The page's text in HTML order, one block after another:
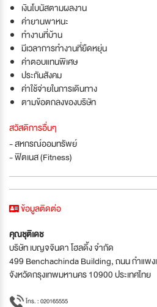
เงินโบนัสตามผลงาน
ค่ายานพาหนะ
ทำงานที่บ้าน
มีเวลาการทำงานที่ยืดหยุ่น
ค่าตอบแทนพิเศษ
ประกันสังคม
ค่าใช้จ่ายในการเดินทาง
ตามข้อตกลงของบริษัท
สวัสดิการอื่นๆ
- สหกรณ์ออมทรัพย์
- ฟิตเนส (Fitness)
ข้อมูลติดต่อ
คุณชุติเดช
บริษัท เบญจจินดา โฮลดิ้ง จำกัด
499 Benchachinda Building, ถนน กำแพง
จังหวัดกรุงเทพมหานคร 10900 ประเทศไทย
โทร. : 020165555